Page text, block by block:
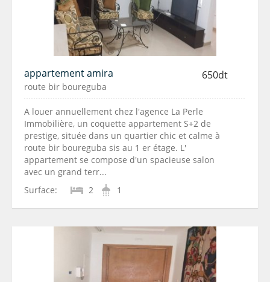
appartement amira 650dt
route bir boureguba
A louer annuellement chez l'agence La Perle
Immobilière, un coquette appartement S+2 de
prestige, située dans un quartier chic et calme à
route bir boureguba sis au 1 er étage. L'
appartement se compose d'un spacieuse salon
avec un grand terr...
Surface:
2 1